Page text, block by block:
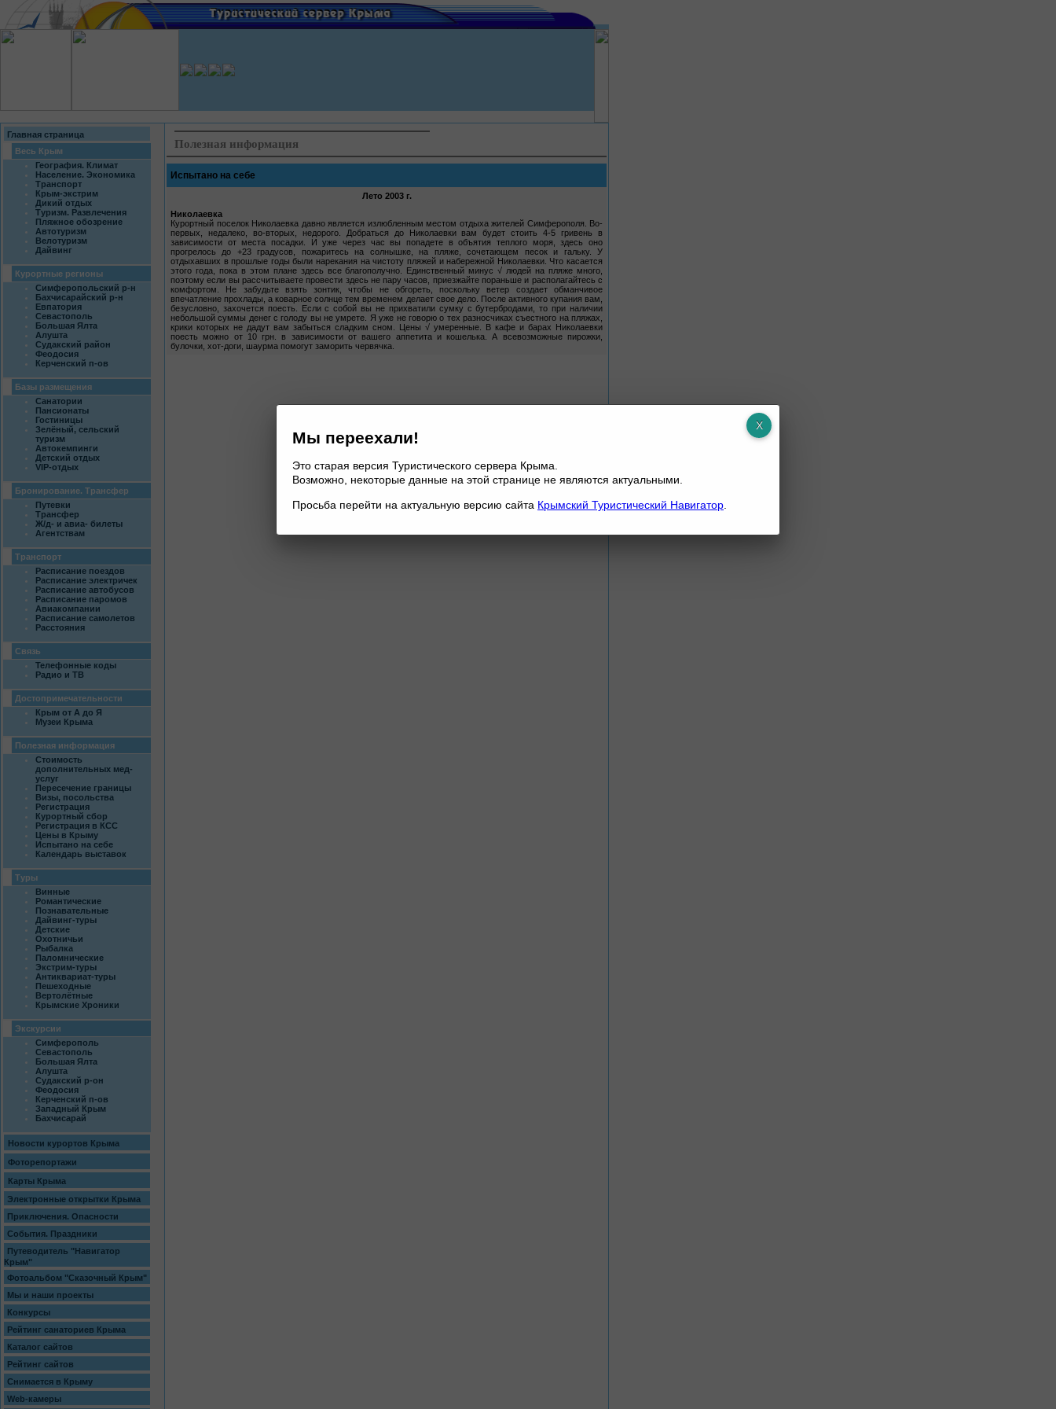
Главная страница
Весь Крым
География. Климат
Население. Экономика
Транспорт
Крым-экстрим
Дикий отдых
Туризм. Развлечения
Пляжное обозрение
Автотуризм
Велотуризм
Дайвинг
Курортные регионы
Симферопольский р-н
Бахчисарайский р-н
Евпатория
Севастополь
Большая Ялта
Алушта
Судакский район
Феодосия
Керченский п-ов
Базы размещения
Санатории
Пансионаты
Гостиницы
Зелёный, сельский
туризм
Автокемпинги
Детский отдых
VIP-отдых
Бронирование. Трансфер
Путевки
Трансфер
Ж/д- и авиа- билеты
Агентствам
Транспорт
Расписание поездов
Расписание электричек
Расписание автобусов
Расписание паромов
Авиакомпании
Расписание самолетов
Расстояния
Связь
Телефонные коды
Радио и ТВ
Достопримечательности
Крым от А до Я
Музеи Крыма
Полезная информация
Стоимость
дополнительных мед-
услуг
Пересечение границы
Визы, посольства
Регистрация
Курортный сбор
Регистрация в КСС
Цены в Крыму
Испытано на себе
Календарь выставок
Туры
Винные
Романтические
Познавательные
Дайвинг-туры
Детские
Охотничьи
Рыбалка
Паломнические
Экстрим-туры
Антиквариат-туры
Пешеходные
Вертолётные
Крымские Хроники
Экскурсии
Симферополь
Севастополь
Большая Ялта
Алушта
Судакский р-он
Феодосия
Керченский п-ов
Западный Крым
Бахчисарай
Новости курортов Крыма
Фоторепортажи
Карты Крыма
Электронные открытки Крыма
Приключения. Опасности
События. Праздники
Путеводитель "Навигатор
Крым"
Фотоальбом "Сказочный Крым"
Мы и наши проекты
Конкурсы
Рейтинг санаториев Крыма
Каталог сайтов
Рейтинг сайтов
Снимается в Крыму
Web-камеры
Полезная информация
Испытано на себе
Лето 2003 г.
Николаевка
Курортный поселок Николаевка давно является излюбленным местом отдыха жителей Симферополя. Во-
первых, недалеко, во-вторых, недорого. Добраться до Николаевки вам будет стоить 4-5 гривень в
зависимости от места посадки. И уже через час вы попадете в объятия теплого моря, здесь оно
прогрелось до +23 градусов, пожаритесь на солнышке, на пляже, сочетающем песок и гальку. У
отдыхавших в прошлые годы были нарекания на чистоту пляжей и набережной Николаевки. Что касается
этого года, пока в этом плане здесь все благополучно. Единственный минус √ людей на пляже много,
поэтому если вы рассчитываете провести здесь не пару часов, приезжайте пораньше и располагайтесь с
комфортом. Не забудьте взять зонтик, чтобы не обгореть, поскольку ветер создает обманчивое
впечатление прохлады, а коварное солнце тем временем делает свое дело. После активного купания вам,
безусловно, захочется поесть. Если с собой вы не прихватили сумку с бутербродами, то при наличии
небольшой суммы денег с голоду вы не умрете. Я уже не говорю о тех разносчиках съестного на пляжах,
крики которых не дадут вам забыться сладким сном. Цены √ умеренные. В кафе и барах Николаевки
поесть можно от 10 грн. в зависимости от вашего аппетита и кошелька. А всевозможные пирожки,
булочки, хот-доги, шаурма помогут заморить червячка.
Мы переехали!
Это старая версия Туристического сервера Крыма.
Возможно, некоторые данные на этой странице не являются актуальными.
Просьба перейти на актуальную версию сайта Крымский Туристический Навигатор